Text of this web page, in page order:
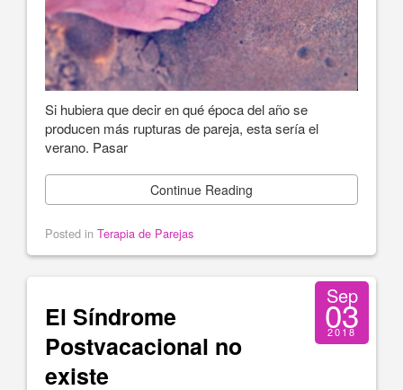
Si hubiera que decir en qué época del año se
producen más rupturas de pareja, esta sería el
verano. Pasar
Continue Reading
Posted in Terapia de Parejas
El Síndrome
Postvacacional no
existe
Sep
03
2018